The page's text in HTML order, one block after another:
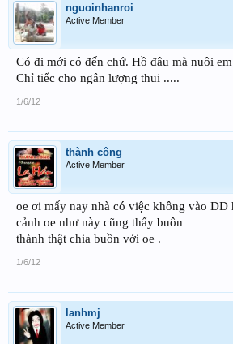
nguoinhanroi
Active Member
Có đi mới có đến chứ. Hồ đâu mà nuôi
Chỉ tiếc cho ngân lượng thui .....
1/6/12
thành công
Active Member
oe ơi mấy nay nhà có việc không vào DD
cảnh oe như này cũng thấy buôn
thành thật chia buồn với oe .
1/6/12
lanhmj
Active Member